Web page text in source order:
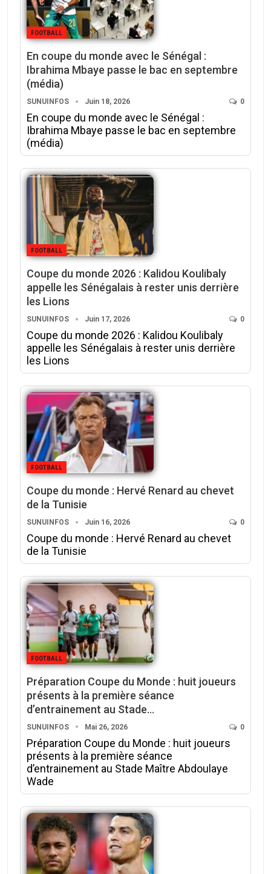
FOOTBALL
En coupe du monde avec le Sénégal :
Ibrahima Mbaye passe le bac en septembre
(média)
SUNUINFOS Juin 18, 2026 0
En coupe du monde avec le Sénégal :
Ibrahima Mbaye passe le bac en septembre
(média)
FOOTBALL
Coupe du monde 2026 : Kalidou Koulibaly
appelle les Sénégalais à rester unis derrière
les Lions
SUNUINFOS Juin 17, 2026 0
Coupe du monde 2026 : Kalidou Koulibaly
appelle les Sénégalais à rester unis derrière
les Lions
FOOTBALL
Coupe du monde : Hervé Renard au chevet
de la Tunisie
SUNUINFOS Juin 16, 2026 0
Coupe du monde : Hervé Renard au chevet
de la Tunisie
FOOTBALL
‎Préparation Coupe du Monde : huit joueurs
présents à la première séance
d’entrainement au Stade…
SUNUINFOS Mai 26, 2026 0
‎Préparation Coupe du Monde : huit joueurs
présents à la première séance
d’entrainement au Stade Maître Abdoulaye
Wade